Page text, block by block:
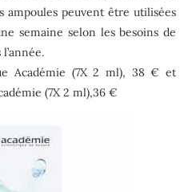
ampoules peuvent être utilisées
semaine selon les besoins de
Académie (7X 2 ml), 38 € et
(7X 2 ml),36 €